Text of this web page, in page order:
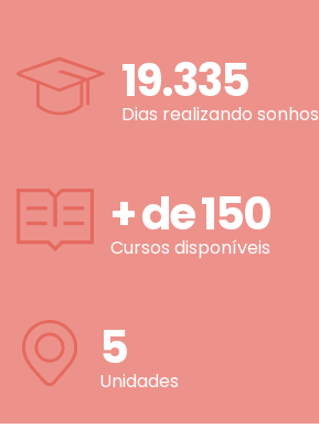
19.335
Dias realizando sonhos
+ de150
Cursos disponíveis
5
Unidades